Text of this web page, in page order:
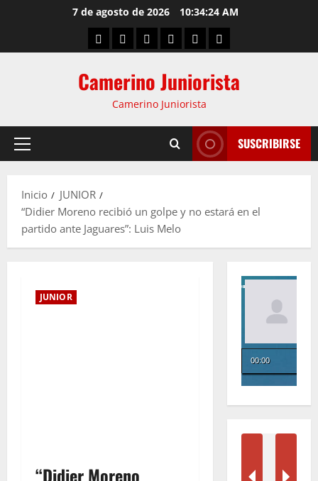
7 de agosto de 2026 10:34:24 AM
Camerino Juniorista
Camerino Juniorista
SUSCRIBIRSE
Inicio
JUNIOR
“Didier Moreno recibió un golpe y no estará en el
partido ante Jaguares”: Luis Melo
JUNIOR
“Didier Moreno